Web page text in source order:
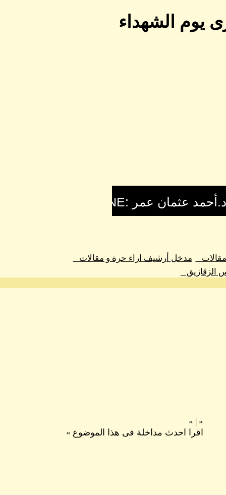
يوم الشهداء
مدخل أرشيف اراء حرة و مقالات
الزقازيق
«
|
»
اقرا احدث مداخلة فى هذا الموضوع »